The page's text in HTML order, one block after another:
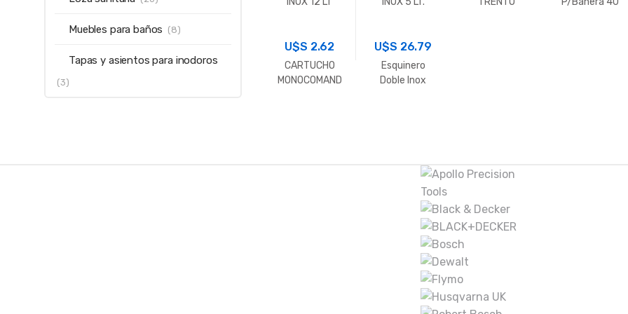
U$S 2.62
CARTUCHO
MONOCOMAND
U$S 26.79
Esquinero
Doble Inox
Muebles para baños (8)
Tapas y asientos para inodoros
(3)